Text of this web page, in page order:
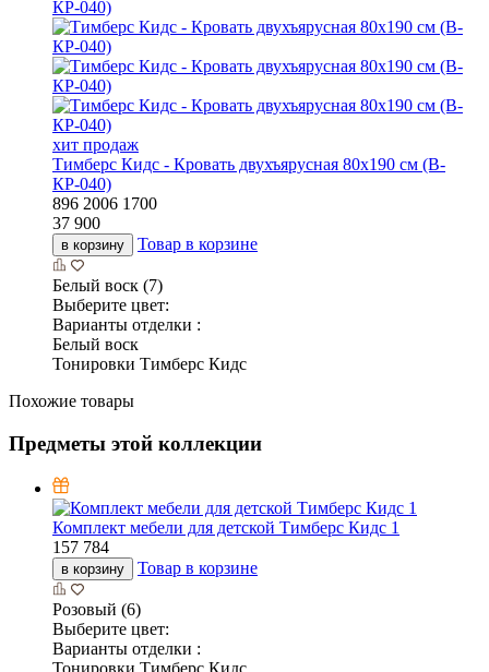
хит продаж
Тимберс Кидс - Кровать двухъярусная 80х190 см (В-
КР-040)
896 2006 1700
37 900
в корзину Товар в корзине
Белый воск (7)
Выберите цвет:
Варианты отделки :
Белый воск
Тонировки Тимберс Кидс
Похожие товары
Предметы этой коллекции
Комплект мебели для детской Тимберс Кидс 1
157 784
в корзину Товар в корзине
Розовый (6)
Выберите цвет:
Варианты отделки :
Тонировки Тимберс Кидс